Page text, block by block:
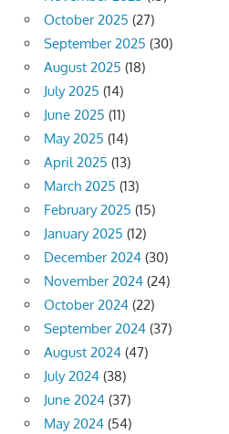
October 2025 (27)
September 2025 (30)
August 2025 (18)
July 2025 (14)
June 2025 (11)
May 2025 (14)
April 2025 (13)
March 2025 (13)
February 2025 (15)
January 2025 (12)
December 2024 (30)
November 2024 (24)
October 2024 (22)
September 2024 (37)
August 2024 (47)
July 2024 (38)
June 2024 (37)
May 2024 (54)